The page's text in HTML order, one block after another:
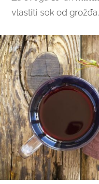
vlastiti sok od grožđa.